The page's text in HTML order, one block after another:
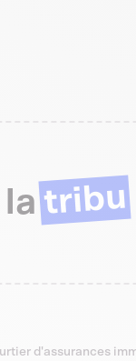
tribu
d'assurances